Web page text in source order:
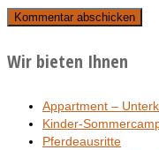
Wir bieten Ihnen
Appartment –
Kinder-
Pferdeausritte